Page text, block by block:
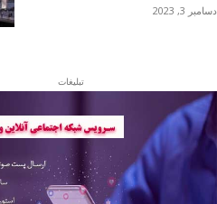
دسامبر 3, 2023
تبلیغات